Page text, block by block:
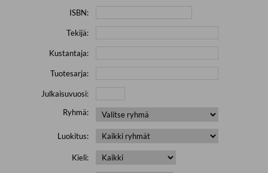
ISBN:
Tekijä:
Kustantaja:
Tuotesarja:
Julkaisuvuosi:
Ryhmä:
Luokitus:
Kieli: